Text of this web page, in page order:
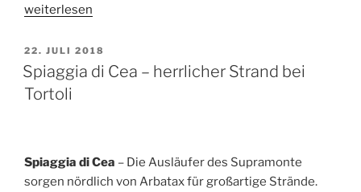
„Spiaggia
Is
Arutas
–
Strand
weiterlesen
VERÖFFENTLICHT
AM
22. JULI 2018
Spiaggia di Cea – herrlicher Strand bei
Tortoli
Spiaggia di Cea – Die Ausläufer des Supramonte
sorgen nördlich von Arbatax für großartige Strände.